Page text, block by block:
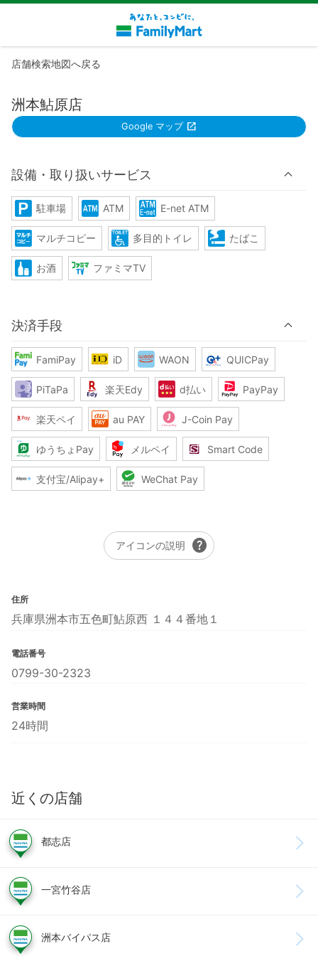
店舗検索地図へ戻る
洲本鮎原店
Google マップ
設備・取り扱いサービス
駐車場 ATM E-net ATM
マルチコピー 多目的トイレ たばこ
お酒 ファミマTV
決済手段
FamiPay iD WAON QUICPay
PiTaPa 楽天Edy d払い PayPay
楽天ペイ au PAY J-Coin Pay
ゆうちょPay メルペイ Smart Code
支付宝/Alipay+ WeChat Pay
アイコンの説明 help
住所
兵庫県洲本市五色町鮎原西 １４４番地１
電話番号
0799-30-2323
営業時間
24時間
近くの店舗
都志店
一宮竹谷店
洲本バイパス店